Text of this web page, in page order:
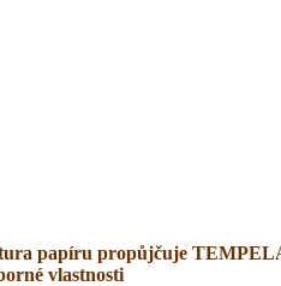
papíru propůjčuje
vlastnosti